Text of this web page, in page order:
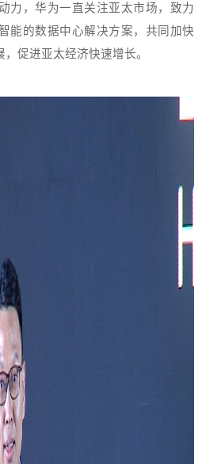
力，华为一直关注亚太市场，致力
能的数据中心解决方案，共同加快
促进亚太经济快速增长。